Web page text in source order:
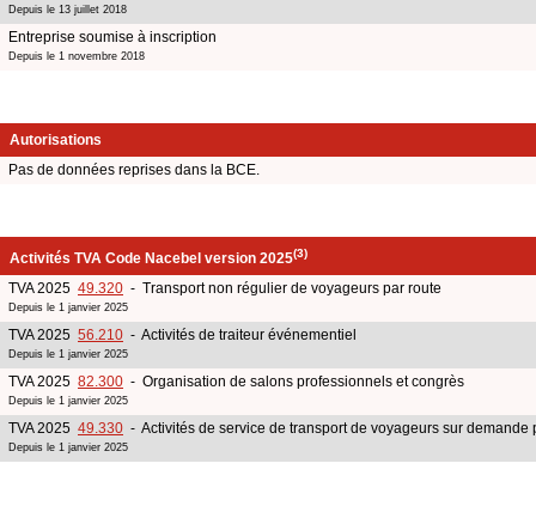
Depuis le 13 juillet 2018
Entreprise soumise à inscription
Depuis le 1 novembre 2018
Autorisations
Pas de données reprises dans la BCE.
Activités TVA Code Nacebel version 2025(3)
TVA 2025 49.320 - Transport non régulier de voyageurs par route
Depuis le 1 janvier 2025
TVA 2025 56.210 - Activités de traiteur événementiel
Depuis le 1 janvier 2025
TVA 2025 82.300 - Organisation de salons professionnels et congrès
Depuis le 1 janvier 2025
TVA 2025 49.330 - Activités de service de transport de voyageurs sur demande
Depuis le 1 janvier 2025